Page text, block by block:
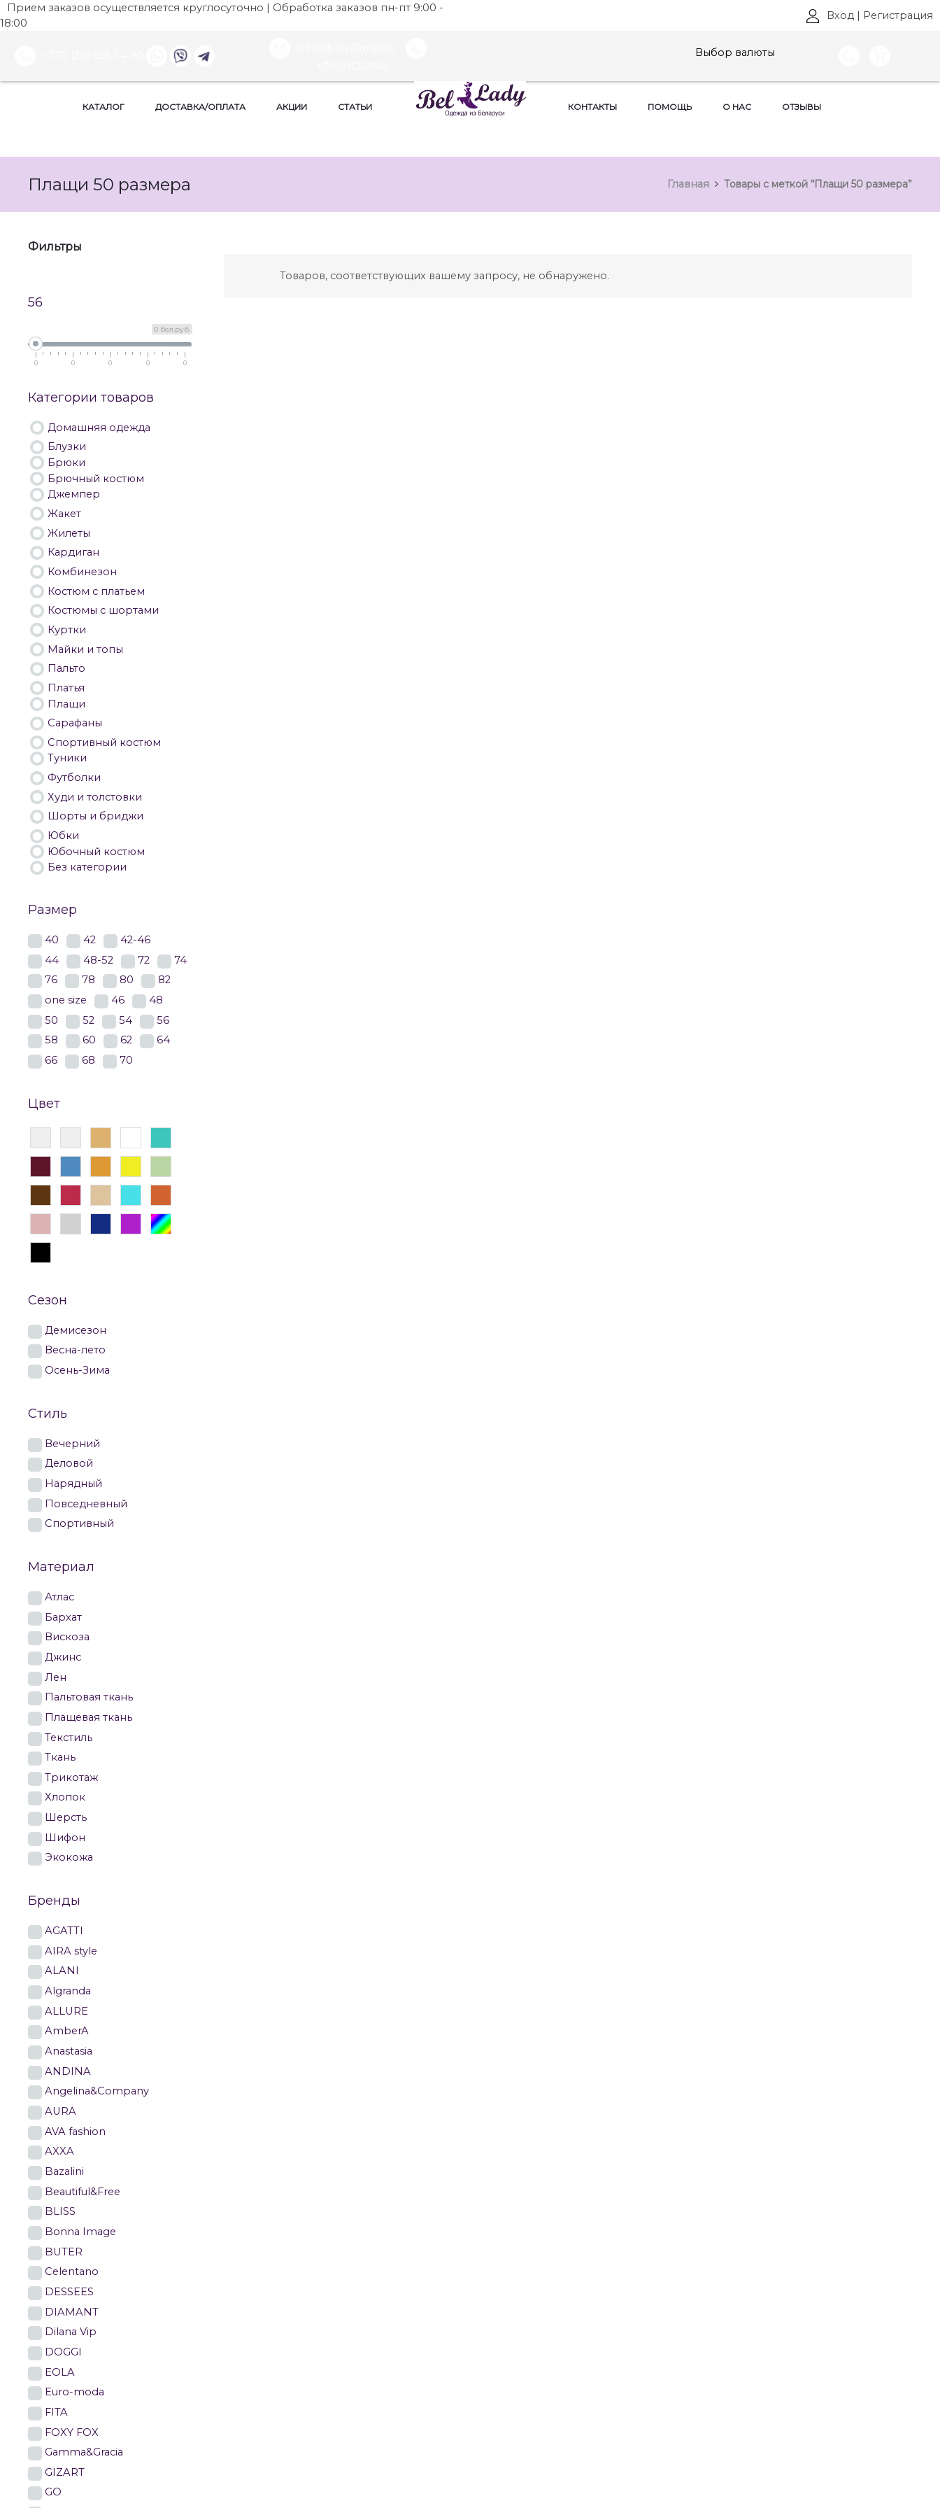
Прием заказов осуществляется круглосуточно | Обработка заказов пн-пт 9:00 -
18:00
Вход | Регистрация
Выбор валюты
КАТАЛОГ ДОСТАВКА/ОПЛАТА АКЦИИ СТАТЬИ КОНТАКТЫ ПОМОЩЬ О НАС ОТЗЫВЫ
Плащи 50 размера Главная Товары с меткой “Плащи 50 размера”
Товаров, соответствующих вашему запросу, не обнаружено.
Фильтры
56
0 бел.руб.
0 0 0 0 0
Категории товаров
Домашняя одежда
Блузки
Брюки
Брючный костюм
Джемпер
Жакет
Жилеты
Кардиган
Комбинезон
Костюм с платьем
Костюмы с шортами
Куртки
Майки и топы
Пальто
Платья
Плащи
Сарафаны
Спортивный костюм
Туники
Футболки
Худи и толстовки
Шорты и бриджи
Юбки
Юбочный костюм
Без категории
Размер
40 42
42-46
44
48-52 72
74
76
78 80
82
one size
46
48
50
52 54
56
58
60 62
64
66
68 70
Цвет
Сезон
Демисезон
Весна-лето
Осень-Зима
Стиль
Вечерний
Деловой
Нарядный
Повседневный
Спортивный
Материал
Атлас
Бархат
Вискоза
Джинс
Лен
Пальтовая ткань
Плащевая ткань
Текстиль
Ткань
Трикотаж
Хлопок
Шерсть
Шифон
Экокожа
Бренды
AGATTI
AIRA style
ALANI
Algranda
ALLURE
AmberA
Anastasia
ANDINA
Angelina&Company
AURA
AVA fashion
AXXA
Bazalini
Beautiful&Free
BLISS
Bonna Image
BUTER
Celentano
DESSEES
DIAMANT
Dilana Vip
DOGGI
EOLA
Euro-moda
FITA
FOXY FOX
Gamma&Gracia
GIZART
GO